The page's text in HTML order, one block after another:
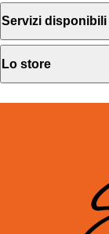
Servizi disponibili
Lo store